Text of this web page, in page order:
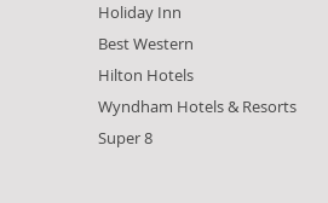
Holiday Inn
Best Western
Hilton Hotels
Wyndham Hotels & Resorts
Super 8